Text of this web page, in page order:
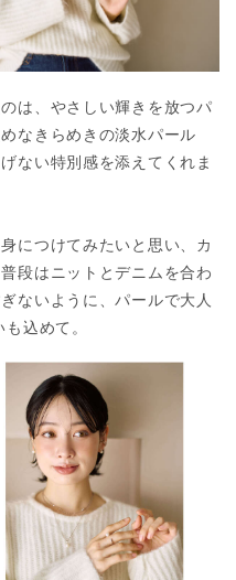
は、やさしい輝きを放つパ
なきらめきの淡水パール
ない特別感を添えてくれま
につけてみたいと思い、カ
段はニットとデニムを合わ
ないように、パールで大人
込めて。